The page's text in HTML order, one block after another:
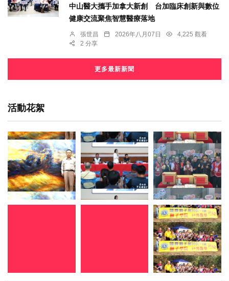
中山醫大攜手加拿大新創 台加臨床創新與數位
健康交流聚焦智慧醫療落地
張世昌 2026年八月07日
4,225 觀看
2 分享
更多最新新聞
活動花絮